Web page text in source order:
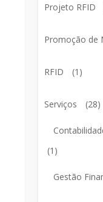
Projeto RFID
Promoção de
RFID (1)
Serviços (28)
(1)
Gestão